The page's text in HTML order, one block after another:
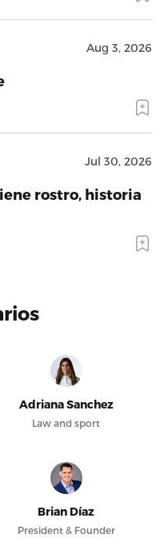
Aug 3, 2026
Jul 30, 2026
rostro, historia
Adriana Sanchez
Law and sport
Brian Díaz
President & Founder